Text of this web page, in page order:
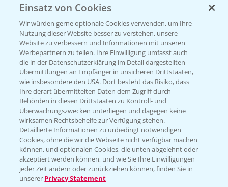
Beratung auf WhatsApp
T.+49 (0)174 346 564 1
KONTAKT
Hilfe in Notfällen
T.+49 (0)214/30-20220
Folgen Sie uns
Einsatz von Cookies
Wir würden gerne optionale Cookies verwenden, um Ihre
Nutzung dieser Website besser zu verstehen, unsere
Website zu verbessern und Informationen mit unseren
Werbepartnern zu teilen. Ihre Einwilligung umfasst auch
die in der Datenschutzerklärung im Detail dargestellten
Übermittlungen an Empfänger in unsicheren Drittstaaten,
wie insbesondere den USA. Dort besteht das Risiko, dass
Ihre derart übermittelten Daten dem Zugriff durch
Behörden in diesen Drittstaaten zu Kontroll- und
Überwachungszwecken unterliegen und dagegen keine
wirksamen Rechtsbehelfe zur Verfügung stehen.
Detaillierte Informationen zu unbedingt notwendigen
Cookies, ohne die wir die Webseite nicht verfügbar machen
können, und optionalen Cookies, die unten abgelehnt oder
akzeptiert werden können, und wie Sie Ihre Einwilligungen
jeder Zeit ändern oder zurückziehen können, finden Sie in
unserer Privacy Statement